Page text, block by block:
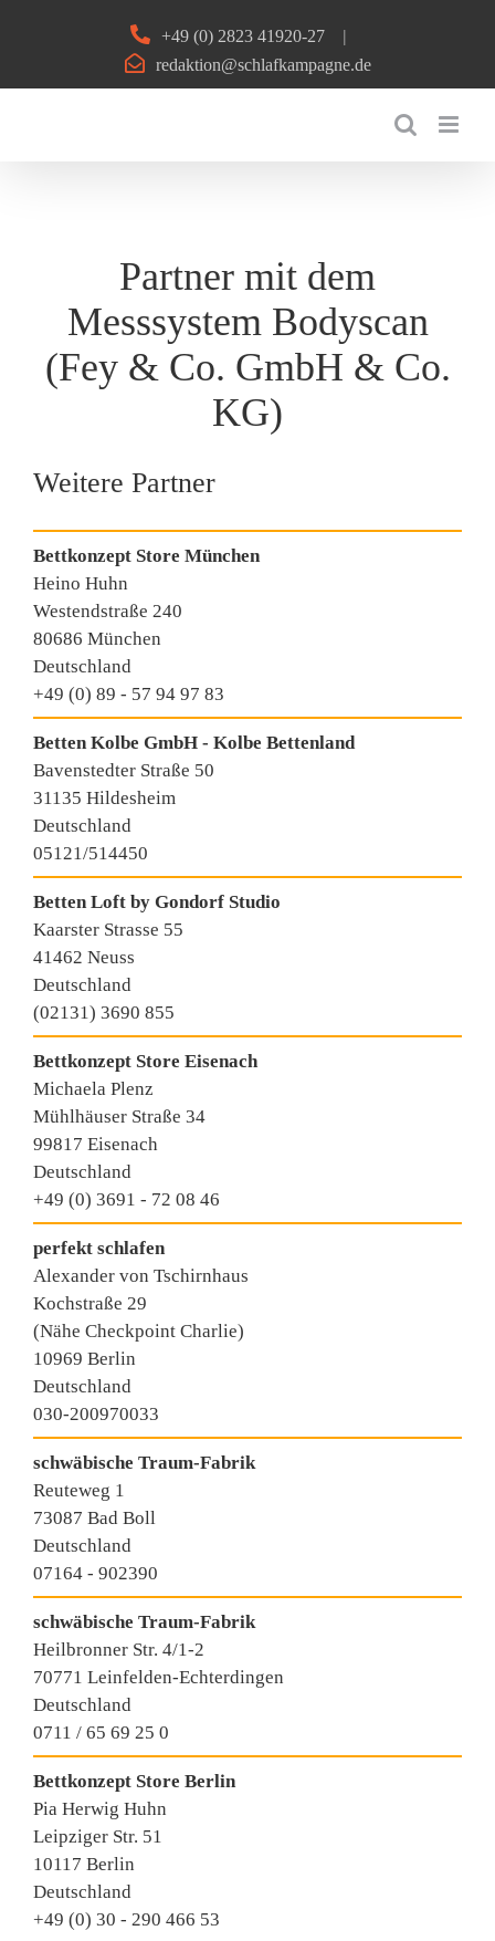
+49 (0) 2823 41920-27
|
redaktion@schlafkampagne.de
Partner mit dem
Messsystem Bodyscan
(Fey & Co. GmbH & Co.
KG)
Weitere Partner
Bettkonzept Store München
Heino Huhn
Westendstraße 240
80686 München
Deutschland
+49 (0) 89 - 57 94 97 83
Betten Kolbe GmbH - Kolbe Bettenland
Bavenstedter Straße 50
31135 Hildesheim
Deutschland
05121/514450
Betten Loft by Gondorf Studio
Kaarster Strasse 55
41462 Neuss
Deutschland
(02131) 3690 855
Bettkonzept Store Eisenach
Michaela Plenz
Mühlhäuser Straße 34
99817 Eisenach
Deutschland
+49 (0) 3691 - 72 08 46
perfekt schlafen
Alexander von Tschirnhaus
Kochstraße 29
(Nähe Checkpoint Charlie)
10969 Berlin
Deutschland
030-200970033
schwäbische Traum-Fabrik
Reuteweg 1
73087 Bad Boll
Deutschland
07164 - 902390
schwäbische Traum-Fabrik
Heilbronner Str. 4/1-2
70771 Leinfelden-Echterdingen
Deutschland
0711 / 65 69 25 0
Bettkonzept Store Berlin
Pia Herwig Huhn
Leipziger Str. 51
10117 Berlin
Deutschland
+49 (0) 30 - 290 466 53